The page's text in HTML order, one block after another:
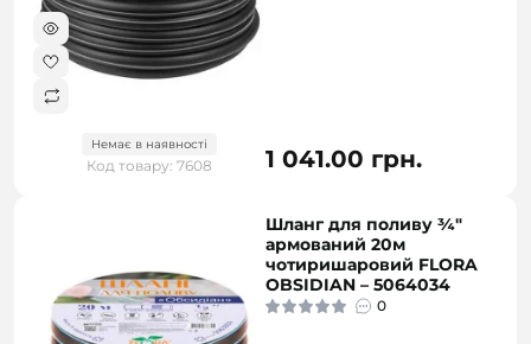
Немає в наявності
Код товару: 7608 1 041.00 грн.
Шланг для поливу ¾"
армований 20м
чотиришаровий FLORA
OBSIDIAN – 5064034
0